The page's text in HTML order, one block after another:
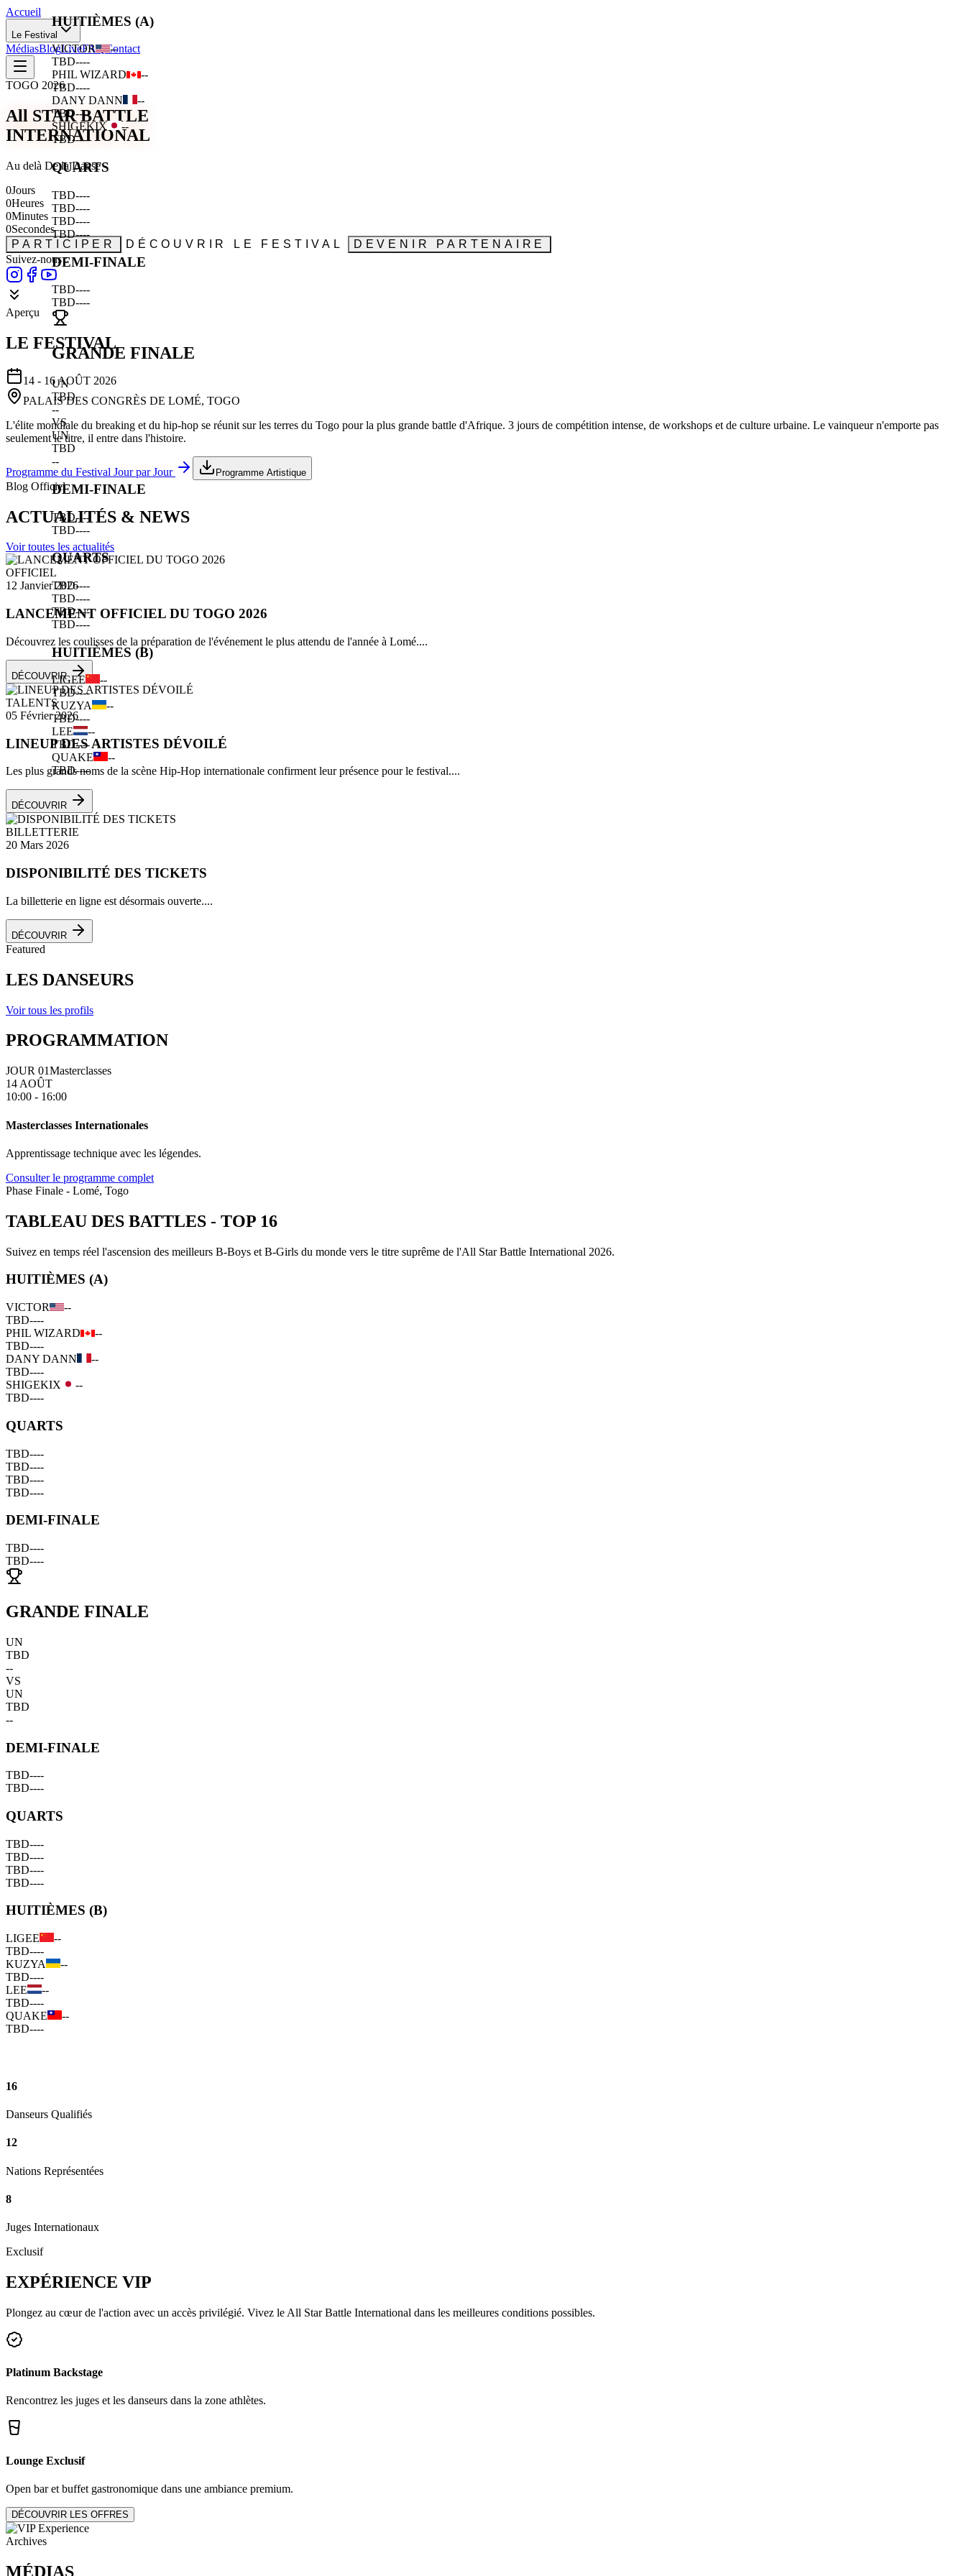
Accueil
Le Festival
MédiasBlogLiveFAQContact
TOGO 2026
All STAR BATTLE
INTERNATIONAL
Au delà De la Danse
0Jours
0Heures
0Minutes
0Secondes
PARTICIPER
DÉCOUVRIR LE FESTIVAL
DEVENIR PARTENAIRE
Suivez-nous :
Aperçu
LE FESTIVAL
14 - 16 AOÛT 2026
PALAIS DES CONGRÈS DE LOMÉ, TOGO
L'élite mondiale du breaking et du hip-hop se réunit sur les terres du Togo pour la plus grande battle d'Afrique. 3 jours de compétition intense, de workshops et de culture urbaine. Le vainqueur n'emporte pas
seulement le titre, il entre dans l'histoire.
Programme du Festival Jour par Jour Programme Artistique
Blog Officiel
ACTUALITÉS & NEWS
Voir toutes les actualités
OFFICIEL
12 Janvier 2026
LANCEMENT OFFICIEL DU TOGO 2026
Découvrez les coulisses de la préparation de l'événement le plus attendu de l'année à Lomé....
DÉCOUVRIR
TALENTS
05 Février 2026
LINEUP DES ARTISTES DÉVOILÉ
Les plus grands noms de la scène Hip-Hop internationale confirment leur présence pour le festival....
DÉCOUVRIR
BILLETTERIE
20 Mars 2026
DISPONIBILITÉ DES TICKETS
La billetterie en ligne est désormais ouverte....
DÉCOUVRIR
Featured
LES DANSEURS
Voir tous les profils
PROGRAMMATION
JOUR 01Masterclasses
14 AOÛT
10:00 - 16:00
Masterclasses Internationales
Apprentissage technique avec les légendes.
Consulter le programme complet
Phase Finale - Lomé, Togo
TABLEAU DES BATTLES - TOP 16
Suivez en temps réel l'ascension des meilleurs B-Boys et B-Girls du monde vers le titre suprême de l'All Star Battle International 2026.
HUITIÈMES (A)
VICTOR
--
TBD----
PHIL WIZARD
--
TBD----
DANY DANN
--
TBD----
SHIGEKIX
--
TBD----
QUARTS
TBD----
TBD----
TBD----
TBD----
DEMI-FINALE
TBD----
TBD----
GRANDE FINALE
UN
TBD
--
VS
UN
TBD
--
DEMI-FINALE
TBD----
TBD----
QUARTS
TBD----
TBD----
TBD----
TBD----
HUITIÈMES (B)
LIGEE
--
TBD----
KUZYA
--
TBD----
LEE
--
TBD----
QUAKE
--
TBD----
HUITIÈMES (A)
VICTOR
--
TBD----
PHIL WIZARD
--
TBD----
DANY DANN
--
TBD----
SHIGEKIX
--
TBD----
QUARTS
TBD----
TBD----
TBD----
TBD----
DEMI-FINALE
TBD----
TBD----
GRANDE FINALE
UN
TBD
--
VS
UN
TBD
--
DEMI-FINALE
TBD----
TBD----
QUARTS
TBD----
TBD----
TBD----
TBD----
HUITIÈMES (B)
LIGEE
--
TBD----
KUZYA
--
TBD----
LEE
--
TBD----
QUAKE
--
TBD----
16
Danseurs Qualifiés
12
Nations Représentées
8
Juges Internationaux
Exclusif
EXPÉRIENCE VIP
Plongez au cœur de l'action avec un accès privilégié. Vivez le All Star Battle International dans les meilleures conditions possibles.
Platinum Backstage
Rencontrez les juges et les danseurs dans la zone athlètes.
Lounge Exclusif
Open bar et buffet gastronomique dans une ambiance premium.
DÉCOUVRIR LES OFFRES
Archives
MÉDIAS